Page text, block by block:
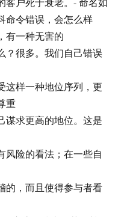
命令错误，会怎么样
有一种无害的
？很多。我们自己错误
这样一种地位序列，更
重
谋求更高的地位。这是
风险的看法；在一些自
的，而且使得参与者看